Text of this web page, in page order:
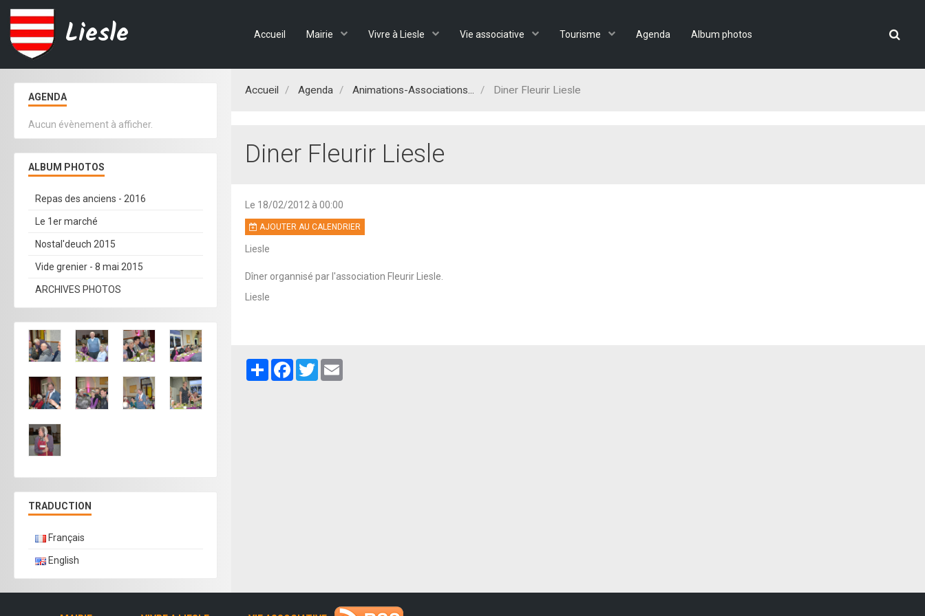
Liesle Accueil Mairie Vivre à Liesle Vie associative Tourisme Agenda Album photos
Accueil Agenda Animations-Associations... Diner Fleurir Liesle
Diner Fleurir Liesle
Le 18/02/2012 à 00:00
AJOUTER AU CALENDRIER
Liesle
Dîner organnisé par l'association Fleurir Liesle.
Liesle
PartagerFacebook
Twitter
AGENDA
Aucun évènement à afficher.
ALBUM PHOTOS
Repas des anciens - 2016
Le 1er marché
Nostal'deuch 2015
Vide grenier - 8 mai 2015
ARCHIVES PHOTOS
TRADUCTION
Français
English